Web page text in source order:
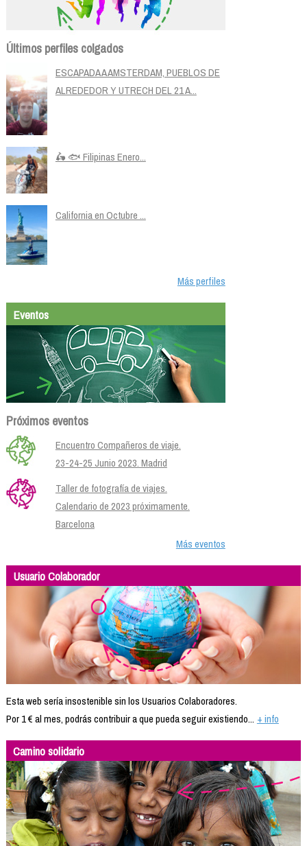
Últimos perfiles colgados
ESCAPADA A AMSTERDAM, PUEBLOS DE
ALREDEDOR Y UTRECH DEL 21 A...
🛵 🐟 Filipinas Enero...
California en Octubre ...
Más perfiles
Eventos
Próximos eventos
Encuentro Compañeros de viaje.
23-24-25 Junio 2023. Madrid
Taller de fotografía de viajes.
Calendario de 2023 próximamente.
Barcelona
Más eventos
Usuario Colaborador
Esta web sería insostenible sin los Usuarios Colaboradores.
Por 1 € al mes, podrás contribuir a que pueda seguir existiendo... + info
Camino solidario